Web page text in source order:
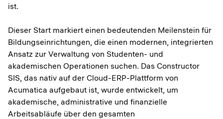
ist.
Dieser Start markiert einen bedeutenden Meilenstein für
Bildungseinrichtungen, die einen modernen, integrierten
Ansatz zur Verwaltung von Studenten- und
akademischen Operationen suchen. Das Constructor
SIS, das nativ auf der Cloud-ERP-Plattform von
Acumatica aufgebaut ist, wurde entwickelt, um
akademische, administrative und finanzielle
Arbeitsabläufe über den gesamten